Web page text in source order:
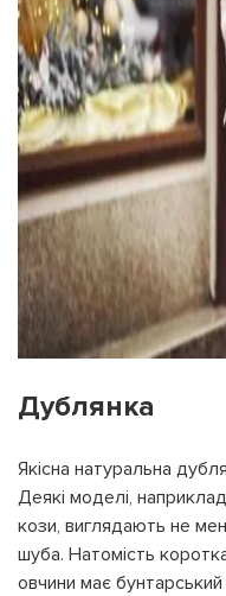
Дублянка
Якісна натуральна
Деякі моделі,
кози, виглядають не
шуба. Натомість
овчини має